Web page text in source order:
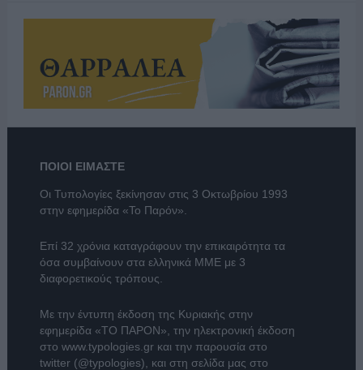
ΠΟΙΟΙ ΕΙΜΑΣΤΕ
Οι Τυπολογίες ξεκίνησαν στις 3 Οκτωβρίου 1993
στην εφημερίδα «Το Παρόν».
Επί 32 χρόνια καταγράφουν την επικαιρότητα τα
όσα συμβαίνουν στα ελληνικά ΜΜΕ με 3
διαφορετικούς τρόπους.
Με την έντυπη έκδοση της Κυριακής στην
εφημερίδα «ΤΟ ΠΑΡΟΝ» , την ηλεκτρονική έκδοση
στο www.typologies.grκαι την παρουσία στο
twitter (@typologies) , και στη σελίδα μας στο